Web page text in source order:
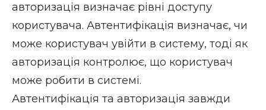
авторизація визначає рівні доступу
користувача. Автентифікація визначає, чи
може користувач увійти в систему, тоді як
авторизація контролює, що користувач
може робити в системі.
Автентифікація та авторизація завжди